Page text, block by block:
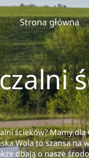
Strona główna
ścieków? Mamy dla
Wola to szansa na
dbają o nasze